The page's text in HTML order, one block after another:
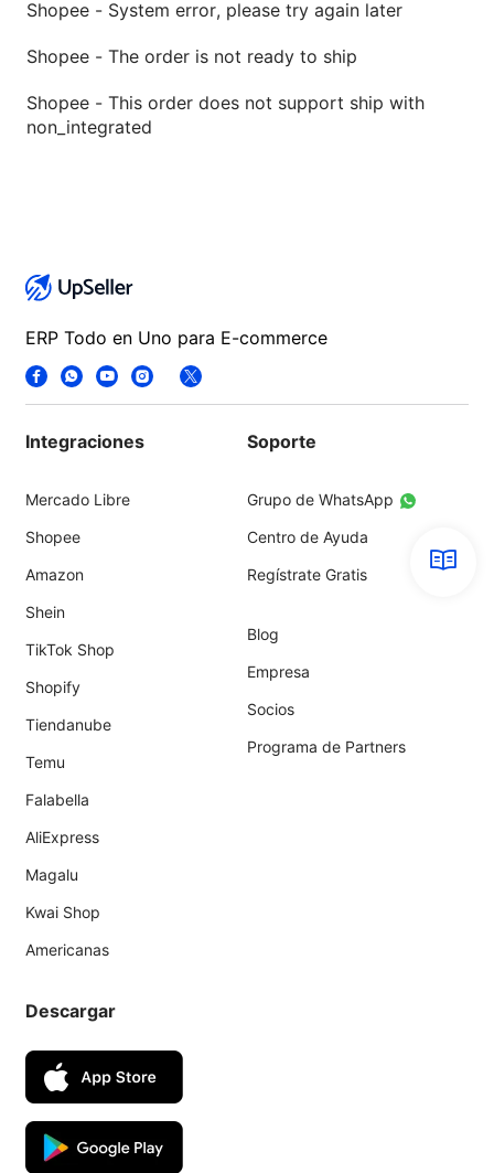
Shopee - System error, please try again later
Shopee - The order is not ready to ship
Shopee - This order does not support ship with
non_integrated
ERP Todo en Uno para E-commerce
Integraciones
Mercado Libre
Shopee
Amazon
Shein
TikTok Shop
Shopify
Tiendanube
Temu
Falabella
AliExpress
Magalu
Kwai Shop
Americanas
Soporte
Grupo de WhatsApp
Centro de Ayuda
Regístrate Gratis
Blog
Empresa
Socios
Programa de Partners
Descargar